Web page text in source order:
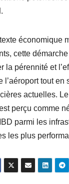
économique
cette
la pérennité et
l’aéroport tout en
actuelles.
perçu comme
parmi les
les plus